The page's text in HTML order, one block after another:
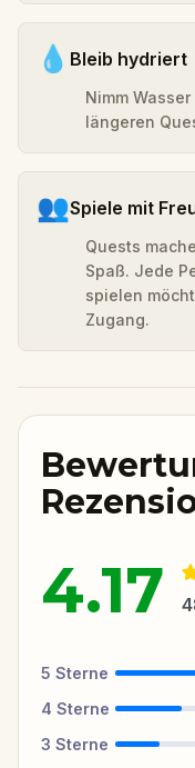
💧 Bleib hydriert
Nimm
längeren
👥Spiele mit
Quests
Spaß. Jede
spielen
Zugang.
4.17
5 Sterne
4 Sterne
3 Sterne